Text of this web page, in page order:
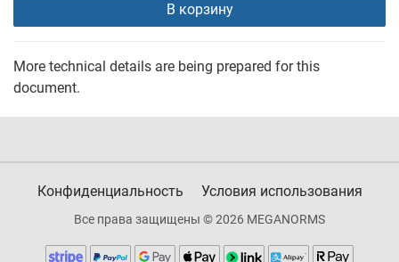
В корзину
More technical details are being prepared for this
document.
Конфиденциальность Условия использования
Все права защищены © 2026 MEGANORMS